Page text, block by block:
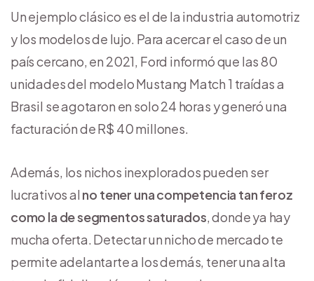
Un ejemplo clásico es el de la industria automotriz
y los modelos de lujo. Para acercar el caso de un
país cercano, en 2021, Ford informó que las 80
unidades del modelo Mustang Match 1 traídas a
Brasil se agotaron en solo 24 horas y generó una
facturación de R$ 40 millones.
Además, los nichos inexplorados pueden ser
lucrativos al no tener una competencia tan feroz
como la de segmentos saturados, donde ya hay
mucha oferta. Detectar un nicho de mercado te
permite adelantarte a los demás, tener una alta